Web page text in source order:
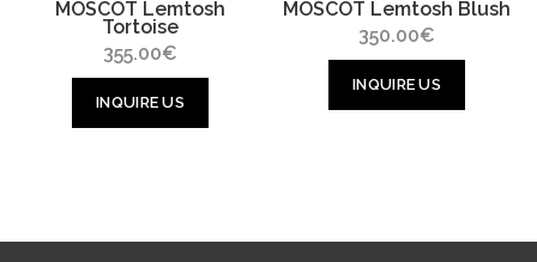
MOSCOT Lemtosh
Tortoise
355.00€
INQUIRE US
MOSCOT Lemtosh Blush
350.00€
INQUIRE US